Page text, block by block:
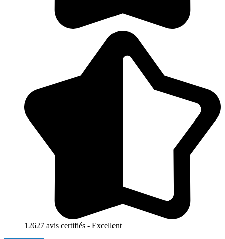
12627 avis certifiés - Excellent